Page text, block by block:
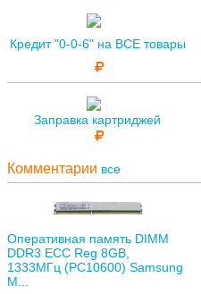
Кредит "0-0-6" на ВСЕ товары
Заправка картриджей
Комментарии все
Оперативная память DIMM
DDR3 ECC Reg 8GB,
1333МГц (PC10600) Samsung
M...